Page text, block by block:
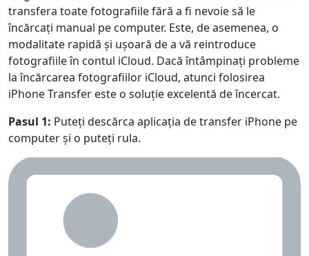
transfera toate fotografiile fără a fi nevoie să le
încărcați manual pe computer. Este, de asemenea, o
modalitate rapidă și ușoară de a vă reintroduce
fotografiile în contul iCloud. Dacă întâmpinați probleme
la încărcarea fotografiilor iCloud, atunci folosirea
iPhone Transfer este o soluție excelentă de încercat.
Pasul 1: Puteți descărca aplicația de transfer iPhone pe
computer și o puteți rula.
русский
हिंदी
தமிழ்
Bahasa Melayu
ไทย
한국어
Română
Polskie
қазақ